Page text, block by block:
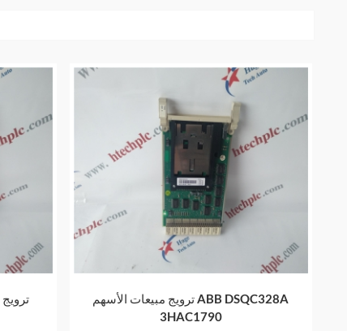
ترويج مبيعات الأسهم ABB DSQC328A
3HAC1790